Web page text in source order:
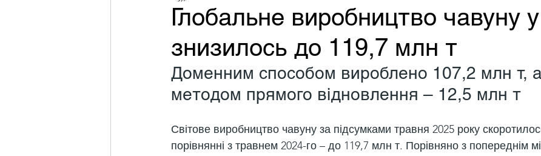
Глобальне виробництво чавуну у
знизилось до 119,7 млн т
Доменним способом вироблено 107,2 млн т, а
методом прямого відновлення – 12,5 млн т
Світове виробництво чавуну за підсумками травня 2025 року
порівнянні з травнем 2024-го – до 119,7 млн т. Порівняно з попереднім